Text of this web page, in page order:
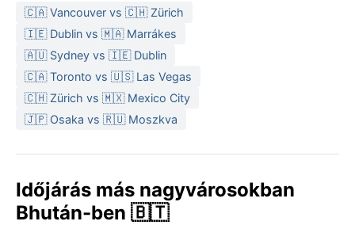
A legkedvezőbb időszak a novembertől február
elejéig tartó száraz évszak, amikor a napsütés és a
mérsékelt hőmérséklet teszi élvezetessé a
felfedezést. A monszun idején heves záporok, sőt
áradások is előfordulhatnak, és a magas páratartalom
sokaknak megterhelő. Hó vagy erős szél ritka; a tél
enyhe, a nyár párás. Aki a természet zöld pompáját és
🇨🇦 Vancouver vs 🇨🇭 Zürich
🇮🇪 Dublin vs 🇲🇦 Marrákes
🇦🇺 Sydney vs 🇮🇪 Dublin
🇨🇦 Toronto vs 🇺🇸 Las Vegas
🇨🇭 Zürich vs 🇲🇽 Mexico City
🇯🇵 Osaka vs 🇷🇺 Moszkva
Időjárás más nagyvárosokban
Bhután-ben 🇧🇹